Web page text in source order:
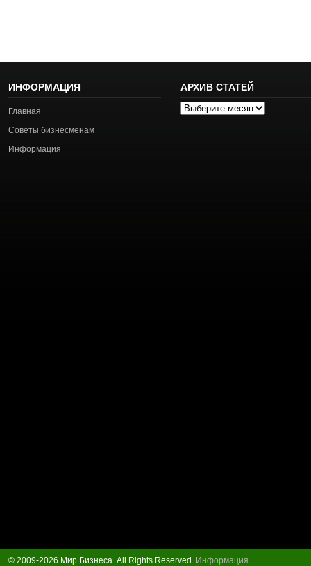
ИНФОРМАЦИЯ
Главная
Советы бизнесменам
Информация
АРХИВ СТАТЕЙ
Архив
© 2009-2026 Мир Бизнеса. All Rights Reserved. Информация